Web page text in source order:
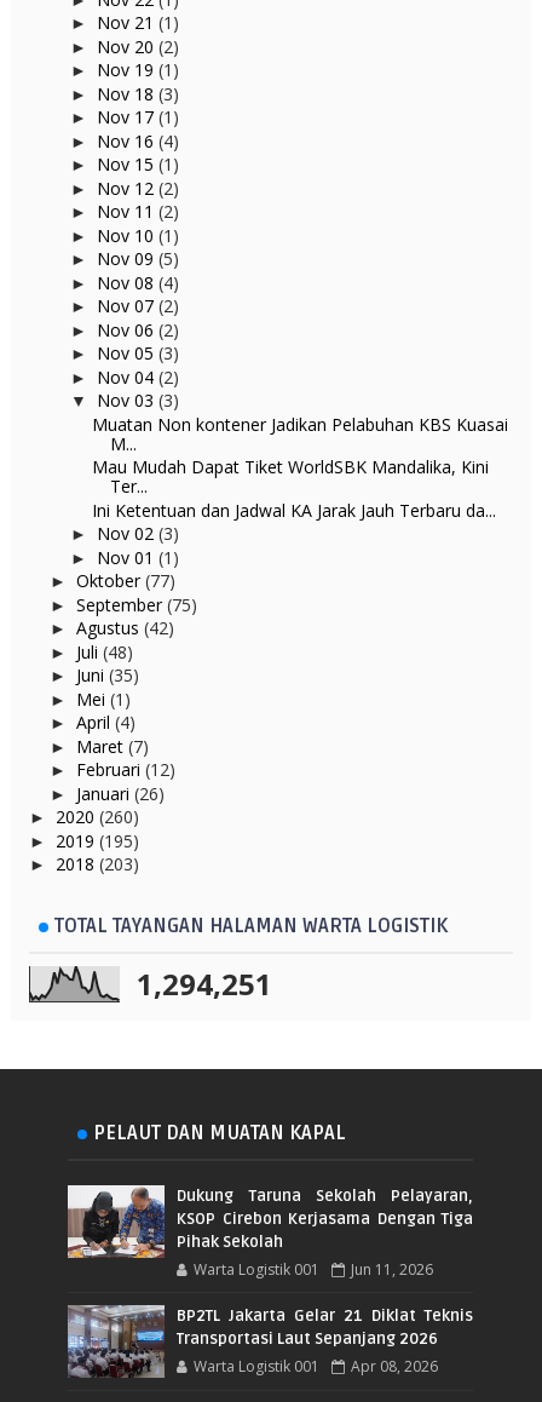
► Nov 21 (1)
► Nov 20 (2)
► Nov 19 (1)
► Nov 18 (3)
► Nov 17 (1)
► Nov 16 (4)
► Nov 15 (1)
► Nov 12 (2)
► Nov 11 (2)
► Nov 10 (1)
► Nov 09 (5)
► Nov 08 (4)
► Nov 07 (2)
► Nov 06 (2)
► Nov 05 (3)
► Nov 04 (2)
▼ Nov 03 (3)
Muatan Non kontener Jadikan Pelabuhan KBS Kuasai
M...
Mau Mudah Dapat Tiket WorldSBK Mandalika, Kini
Ter...
Ini Ketentuan dan Jadwal KA Jarak Jauh Terbaru da...
► Nov 02 (3)
► Nov 01 (1)
► Oktober(77)
► September(75)
► Agustus (42)
► Juli (48)
► Juni (35)
► Mei (1)
► April (4)
► Maret (7)
► Februari (12)
► Januari (26)
► 2020 (260)
► 2019 (195)
► 2018 (203)
TOTAL TAYANGAN HALAMAN WARTA LOGISTIK
1,294,251
PELAUT DAN MUATAN KAPAL
Dukung Taruna Sekolah Pelayaran,
KSOP Cirebon Kerjasama Dengan Tiga
Pihak Sekolah
Warta Logistik 001 Jun 11, 2026
BP2TL Jakarta Gelar 21 Diklat Teknis
Transportasi Laut Sepanjang 2026
Warta Logistik 001 Apr 08, 2026